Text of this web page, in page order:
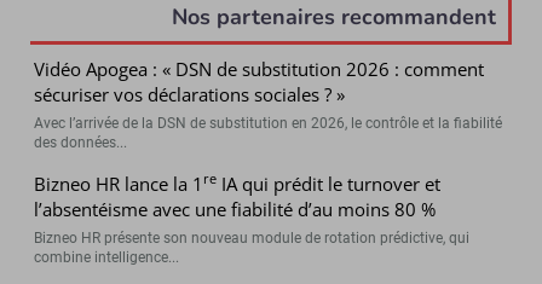
Nos partenaires recommandent
Vidéo Apogea : « DSN de substitution 2026 : comment
sécuriser vos déclarations sociales ? »
Avec l’arrivée de la DSN de substitution en 2026, le contrôle et la fiabilité
des données...
Bizneo HR lance la 1 re IA qui prédit le turnover et
l’absentéisme avec une fiabilité d’au moins 80 %
Bizneo HR présente son nouveau module de rotation prédictive, qui
combine intelligence...